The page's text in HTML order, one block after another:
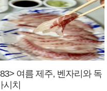
여름 제주, 벤자리와 독
시치